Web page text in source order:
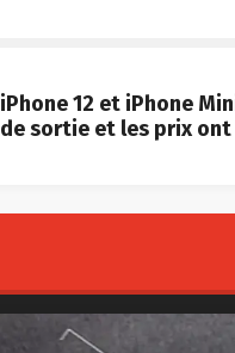
iPhone 12 et iPhone
de sortie et les prix